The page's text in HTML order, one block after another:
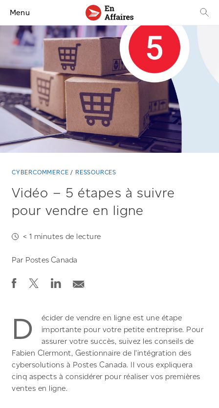
Menu
CYBERCOMMERCE RESSOURCES
Vidéo – 5 étapes à suivre
pour vendre en ligne
< 1 minutes de lecture
Par Postes Canada
D
écider de vendre en ligne est une étape
importante pour votre petite entreprise. Pour
assurer votre succès, suivez les conseils de
Fabien Clermont, Gestionnaire de l’intégration des
cybersolutions à Postes Canada. Il vous expliquera
cinq aspects à considérer pour réaliser vos premières
ventes en ligne.